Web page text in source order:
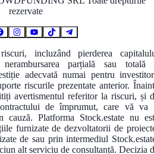
rezervate
incluzând pierderea
parțială sau totală
adecvată numai pentru
riscurile prezentate anterior.
avertismentul referitor la riscuri, și
de împrumut, care vă va
cauză. Platforma Stock.estate nu
furnizate de dezvoltatorii de
de sau prin intermediul
alt serviciu de consultanță. Decizia